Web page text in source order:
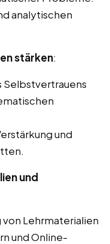
analytischen
stärken:
Selbstvertrauens
und
und
Lehrmaterialien
und Online-